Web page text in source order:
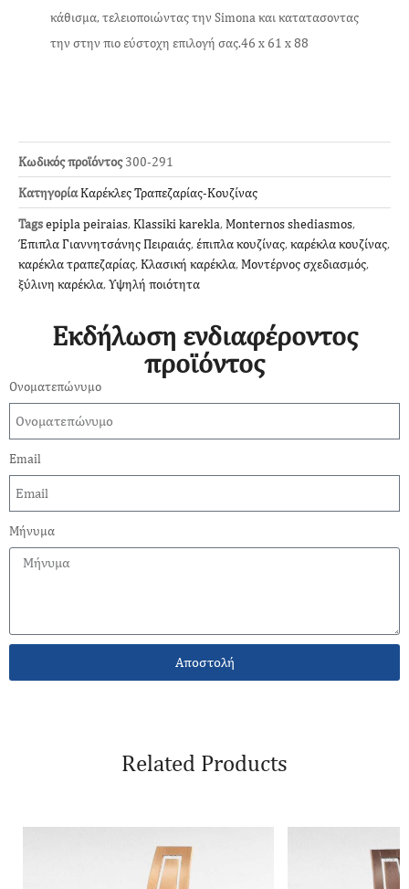
κάθισμα, τελειοποιώντας την Simona και κατατασοντας
την στην πιο εύστοχη επιλογή σας.46 x 61 x 88
Κωδικός προϊόντος300-291
ΚατηγορίαΚαρέκλες Τραπεζαρίας-Κουζίνας
Tagsepipla peiraias,Klassiki karekla,Monternos shediasmos,
Έπιπλα Γιαννητσάνης Πειραιάς,έπιπλα κουζίνας,καρέκλα κουζίνας,
καρέκλα τραπεζαρίας,Κλασική καρέκλα,Μοντέρνος σχεδιασμός,
ξύλινη καρέκλα,Υψηλή ποιότητα
Εκδήλωση ενδιαφέροντος
προϊόντος
Ονοματεπώνυμο
Email
Μήνυμα
Αποστολή
Related Products